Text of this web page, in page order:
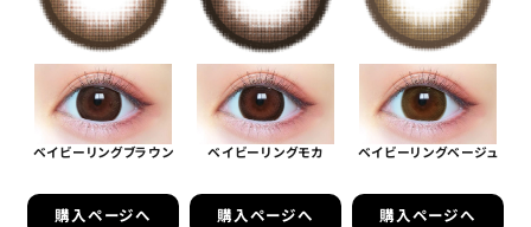
ベイビーリングブラウン
購入ページへ
ベイビーリングモカ
購入ページへ
ベイビーリングベージュ
購入ページへ